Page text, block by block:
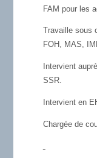
FAM pour les
Travaille sous
FOH, MAS,
Intervient
SSR.
Intervient en
Chargée de